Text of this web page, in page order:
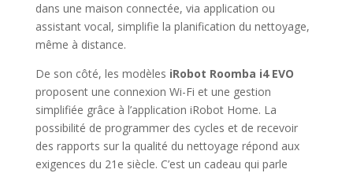
dans une maison connectée, via application ou
assistant vocal, simplifie la planification du nettoyage,
même à distance.
De son côté, les modèles iRobot Roomba i4 EVO
proposent une connexion Wi-Fi et une gestion
simplifiée grâce à l’application iRobot Home. La
possibilité de programmer des cycles et de recevoir
des rapports sur la qualité du nettoyage répond aux
exigences du 21e siècle. C’est un cadeau qui parle